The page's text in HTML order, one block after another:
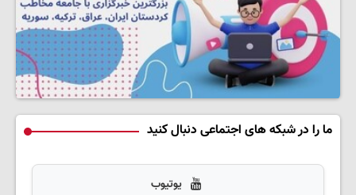
ما را در شبکه های اجتماعی دنبال کنید
یوتیوب